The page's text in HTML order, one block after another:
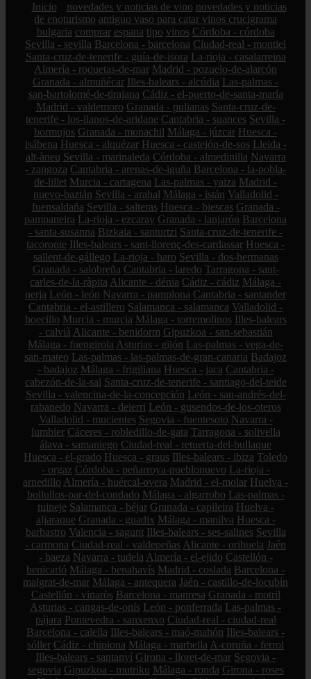
Inicio novedades y noticias de vino novedades y noticias
de enoturismo antiguo vaso para catar vinos crucigrama
bulgaria comprar espana tipo vinos Córdoba - córdoba
Sevilla - sevilla Barcelona - barcelona Ciudad-real - montiel
Santa-cruz-de-tenerife - guía-de-isora La-rioja - casalarreina
Almería - roquetas-de-mar Madrid - pozuelo-de-alarcón
Granada - almuñécar Illes-balears - alcúdia Las-palmas -
san-bartolomé-de-tirajana Cádiz - el-puerto-de-santa-maría
Madrid - valdemoro Granada - pulianas Santa-cruz-de-
tenerife - los-llanos-de-aridane Cantabria - suances Sevilla -
bormujos Granada - monachil Málaga - júzcar Huesca -
isábena Huesca - alquézar Huesca - castejón-de-sos Lleida -
alt-àneu Sevilla - marinaleda Córdoba - almedinilla Navarra
- zangoza Cantabria - arenas-de-iguña Barcelona - la-pobla-
de-lillet Murcia - cartagena Las-palmas - yaiza Madrid -
nuevo-baztán Sevilla - arahal Málaga - istán Valladolid -
fuensaldaña Sevilla - salteras Huesca - biescas Granada -
pampaneira La-rioja - ezcaray Granada - lanjarón Barcelona
- santa-susanna Bizkaia - santurtzi Santa-cruz-de-tenerife -
tacoronte Illes-balears - sant-llorenç-des-cardassar Huesca -
sallent-de-gállego La-rioja - haro Sevilla - dos-hermanas
Granada - salobreña Cantabria - laredo Tarragona - sant-
carles-de-la-ràpita Alicante - dénia Cádiz - cádiz Málaga -
nerja León - león Navarra - pamplona Cantabria - santander
Cantabria - el-astillero Salamanca - salamanca Valladolid -
boecillo Murcia - murcia Málaga - torremolinos Illes-balears
- calvià Alicante - benidorm Gipuzkoa - san-sebastián
Málaga - fuengirola Asturias - gijón Las-palmas - vega-de-
san-mateo Las-palmas - las-palmas-de-gran-canaria Badajoz
- badajoz Málaga - frigiliana Huesca - jaca Cantabria -
cabezón-de-la-sal Santa-cruz-de-tenerife - santiago-del-teide
Sevilla - valencina-de-la-concepción León - san-andrés-del-
rabanedo Navarra - deierri León - gusendos-de-los-oteros
Valladolid - mucientes Segovia - fuentesoto Navarra -
lumbier Cáceres - robledillo-de-gata Tarragona - solivella
álava - samaniego Ciudad-real - retuerta-del-bullaque
Huesca - el-grado Huesca - graus Illes-balears - ibiza Toledo
- orgaz Córdoba - peñarroya-pueblonuevo La-rioja -
arnedillo Almería - huércal-overa Madrid - el-molar Huelva -
bollullos-par-del-condado Málaga - algarrobo Las-palmas -
tuineje Salamanca - béjar Granada - capileira Huelva -
aljaraque Granada - guadix Málaga - manilva Huesca -
barbastro Valencia - sagunt Illes-balears - ses-salines Sevilla
- carmona Ciudad-real - valdepeñas Alicante - orihuela Jaén
- baeza Navarra - tudela Almería - el-ejido Castellón -
benicarló Málaga - benahavís Madrid - coslada Barcelona -
malgrat-de-mar Málaga - antequera Jaén - castillo-de-locubín
Castellón - vinaròs Barcelona - manresa Granada - motril
Asturias - cangas-de-onís León - ponferrada Las-palmas -
pájara Pontevedra - sanxenxo Ciudad-real - ciudad-real
Barcelona - calella Illes-balears - maó-mahón Illes-balears -
sóller Cádiz - chipiona Málaga - marbella A-coruña - ferrol
Illes-balears - santanyí Girona - lloret-de-mar Segovia -
segovia Gipuzkoa - mutriku Málaga - ronda Girona - roses